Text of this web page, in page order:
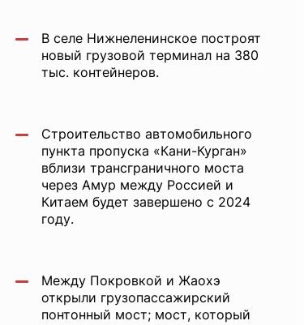
В селе Нижнеленинское построят
новый грузовой терминал на 380
тыс. контейнеров.
Строительство автомобильного
пункта пропуска «Кани-Курган»
вблизи трансграничного моста
через Амур между Россией и
Китаем будет завершено с 2024
году.
Между Покровкой и Жаохэ
открыли грузопассажирский
понтонный мост; мост, который